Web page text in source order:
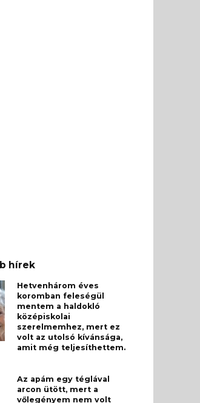
hírek
Hetvenhárom éves
koromban feleségül
mentem a haldokló
középiskolai
szerelmemhez, mert ez
volt az utolsó kívánsága,
amit még teljesíthettem.
Az apám egy téglával
arcon ütött, mert a
vőlegényem nem volt